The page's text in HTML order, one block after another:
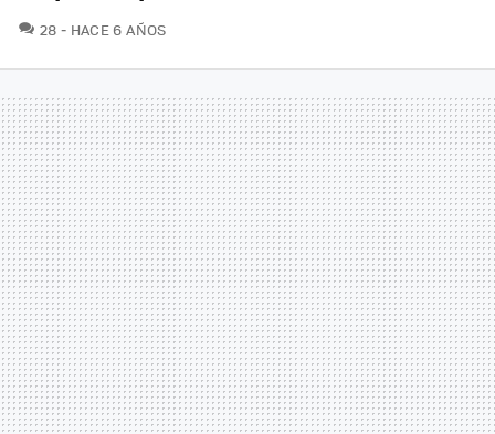
28 COMENTARIOS
HACE 6 AÑOS